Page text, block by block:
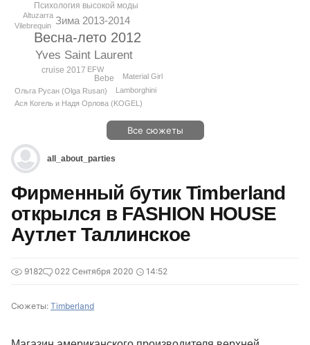
Весна-лето 2012
Yves Saint Laurent
Зима 2013-2014
Психология высокой моды
cruise 2017
Bebe
Ольга Русан (Olga Rusan)
Vilebrequin
Ася Когель и Надя Орлова (KOGEL)
Altuzarra
EFW
Material Girl
Lamborghini
Все сюжеты
all_about_parties
Фирменный бутик Timberland
открылся в FASHION HOUSE
Аутлет Таллинское
9182 022 Сентября 2020 14:52
Сюжеты: Timberland